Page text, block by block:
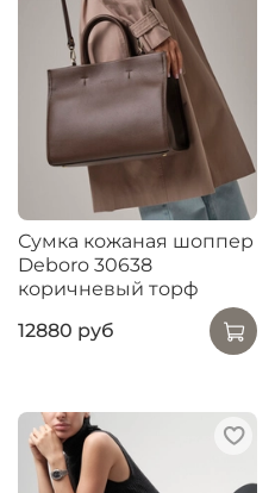
Сумка кожаная шоппер
Deboro 30638
коричневый торф
12880 руб